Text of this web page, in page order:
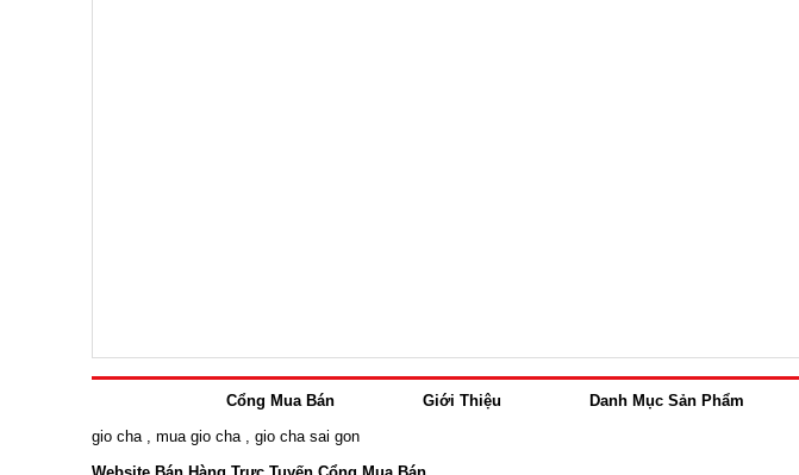
Cổng Mua Bán Giới Thiệu Danh Mục Sản Phẩm
gio cha
mua gio cha
gio cha sai gon